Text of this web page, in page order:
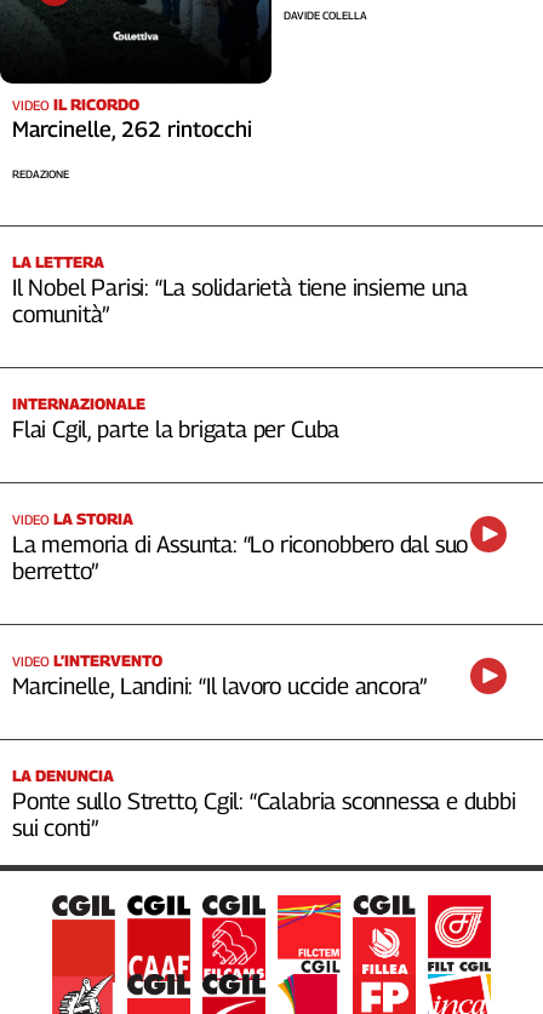
VIDEO IL RICORDO
Marcinelle, 262 rintocchi
REDAZIONE
DAVIDE COLELLA
LA LETTERA
Il Nobel Parisi: “La solidarietà tiene insieme una
comunità”
INTERNAZIONALE
Flai Cgil, parte la brigata per Cuba
VIDEO LA STORIA
La memoria di Assunta: “Lo riconobbero dal suo
berretto”
VIDEO L’INTERVENTO
Marcinelle, Landini: “Il lavoro uccide ancora”
LA DENUNCIA
Ponte sullo Stretto, Cgil: “Calabria sconnessa e dubbi
sui conti”